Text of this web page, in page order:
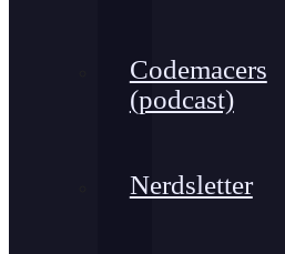
Codemacers
(podcast)
Nerdsletter